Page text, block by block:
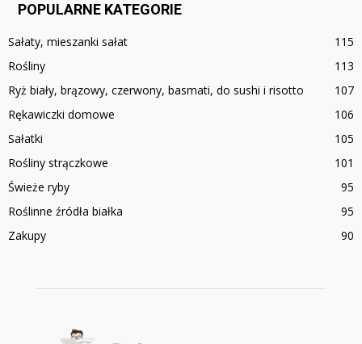
POPULARNE KATEGORIE
Sałaty, mieszanki sałat
115
Rośliny
113
Ryż biały, brązowy, czerwony, basmati, do sushi i risotto
107
Rękawiczki domowe
106
Sałatki
105
Rośliny strączkowe
101
Świeże ryby
95
Roślinne źródła białka
95
Zakupy
90